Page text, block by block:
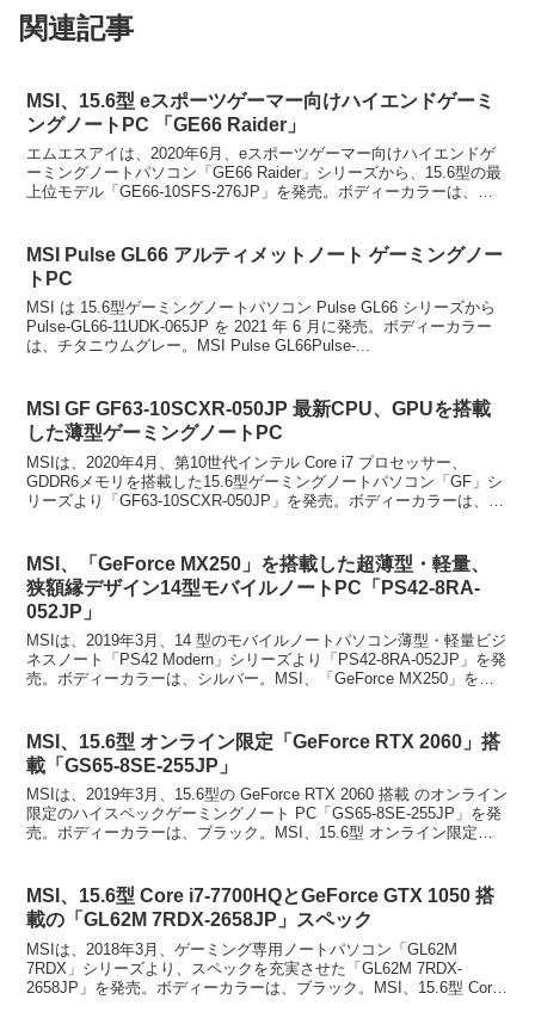
関連記事
MSI、15.6型 eスポーツゲーマー向けハイエンドゲーミ
ングノートPC 「GE66 Raider」
エムエスアイは、2020年6月、eスポーツゲーマー向けハイエンドゲ
ーミングノートパソコン「GE66 Raider」シリーズから、15.6型の最
上位モデル「GE66-10SFS-276JP」を発売。ボディーカラーは、シ
MSI Pulse GL66 アルティメットノート ゲーミングノー
トPC
MSI は 15.6型ゲーミングノートパソコン Pulse GL66 シリーズから
Pulse-GL66-11UDK-065JP を 2021 年 6 月に発売。ボディーカラー
は、チタニウムグレー。MSI Pulse GL66Pulse-...
MSI GF GF63-10SCXR-050JP 最新CPU、GPUを搭載
した薄型ゲーミングノートPC
MSIは、2020年4月、第10世代インテル Core i7 プロセッサー、
GDDR6メモリを搭載した15.6型ゲーミングノートパソコン「GF」シ
リーズより「GF63-10SCXR-050JP」を発売。ボディーカラーは、ブ
MSI、「GeForce MX250」を搭載した超薄型・軽量、
狭額縁デザイン14型モバイルノートPC「PS42-8RA-
052JP」
MSIは、2019年3月、14 型のモバイルノートパソコン薄型・軽量ビジ
ネスノート「PS42 Modern」シリーズより「PS42-8RA-052JP」を発
売。ボディーカラーは、シルバー。MSI、「GeForce MX250」を搭
MSI、15.6型 オンライン限定「GeForce RTX 2060」搭
載「GS65-8SE-255JP」
MSIは、2019年3月、15.6型の GeForce RTX 2060 搭載 のオンライン
限定のハイスペックゲーミングノート PC「GS65-8SE-255JP」を発
売。ボディーカラーは、ブラック。MSI、15.6型 オンライン限定
MSI、15.6型 Core i7-7700HQとGeForce GTX 1050 搭
載の「GL62M 7RDX-2658JP」スペック
MSIは、2018年3月、ゲーミング専用ノートパソコン「GL62M
7RDX」シリーズより、スペックを充実させた「GL62M 7RDX-
2658JP」を発売。ボディーカラーは、ブラック。MSI、15.6型 Core